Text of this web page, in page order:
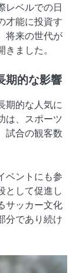
レベルでの日
才能に投資す
将来の世代が
ました。
期的な影響
期的な人気に
は、スポーツ
試合の観客数
ベントにも参
として促進し
サッカー文化
分であり続け